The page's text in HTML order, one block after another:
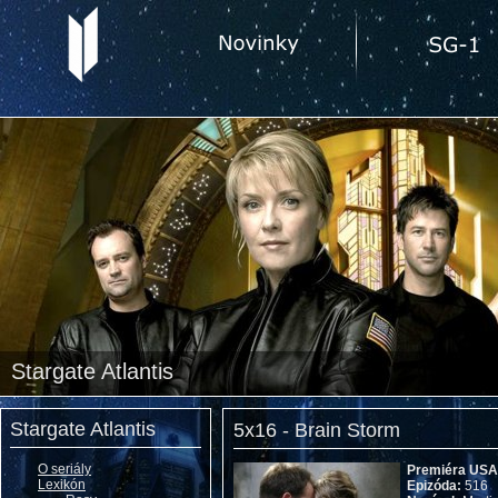
Stargate Atlantis
Stargate Atlantis
O seriály
Lexikón
5x16 - Brain Storm
Premiéra
Epizóda: 516